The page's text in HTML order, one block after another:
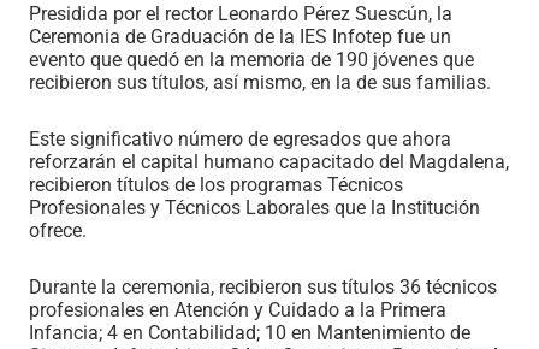
Presidida por el rector Leonardo Pérez Suescún, la
Ceremonia de Graduación de la IES Infotep fue un
evento que quedó en la memoria de 190 jóvenes que
recibieron sus títulos, así mismo, en la de sus familias.
Este significativo número de egresados que ahora
reforzarán el capital humano capacitado del Magdalena,
recibieron títulos de los programas Técnicos
Profesionales y Técnicos Laborales que la Institución
ofrece.
Durante la ceremonia, recibieron sus títulos 36 técnicos
profesionales en Atención y Cuidado a la Primera
Infancia; 4 en Contabilidad; 10 en Mantenimiento de